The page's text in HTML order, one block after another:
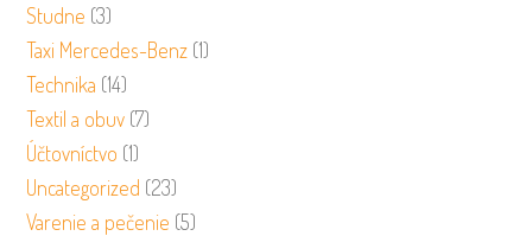
Studne (3)
Taxi Mercedes-Benz (1)
Technika (14)
Textil a obuv (7)
Účtovníctvo (1)
Uncategorized (23)
Varenie a pečenie (5)